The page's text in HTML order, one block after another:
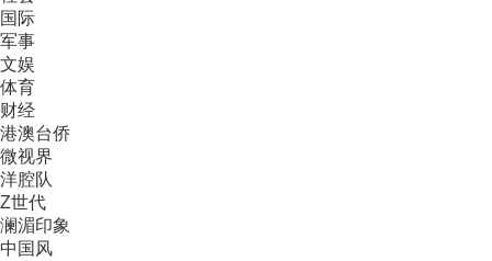
国际
军事
文娱
体育
财经
港澳台侨
微视界
洋腔队
Z世代
澜湄印象
中国风